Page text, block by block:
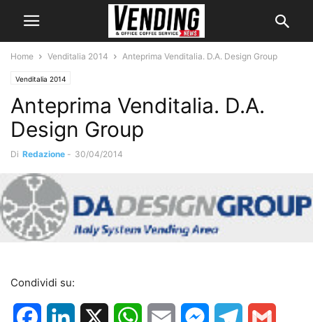
Home Venditalia 2014 Anteprima Venditalia. D.A. Design Group
Venditalia 2014
Anteprima Venditalia. D.A.
Design Group
Di Redazione - 30/04/2014
Condividi su:
FacebookLinkedIn WhatsApp
Email MessengerTelegram